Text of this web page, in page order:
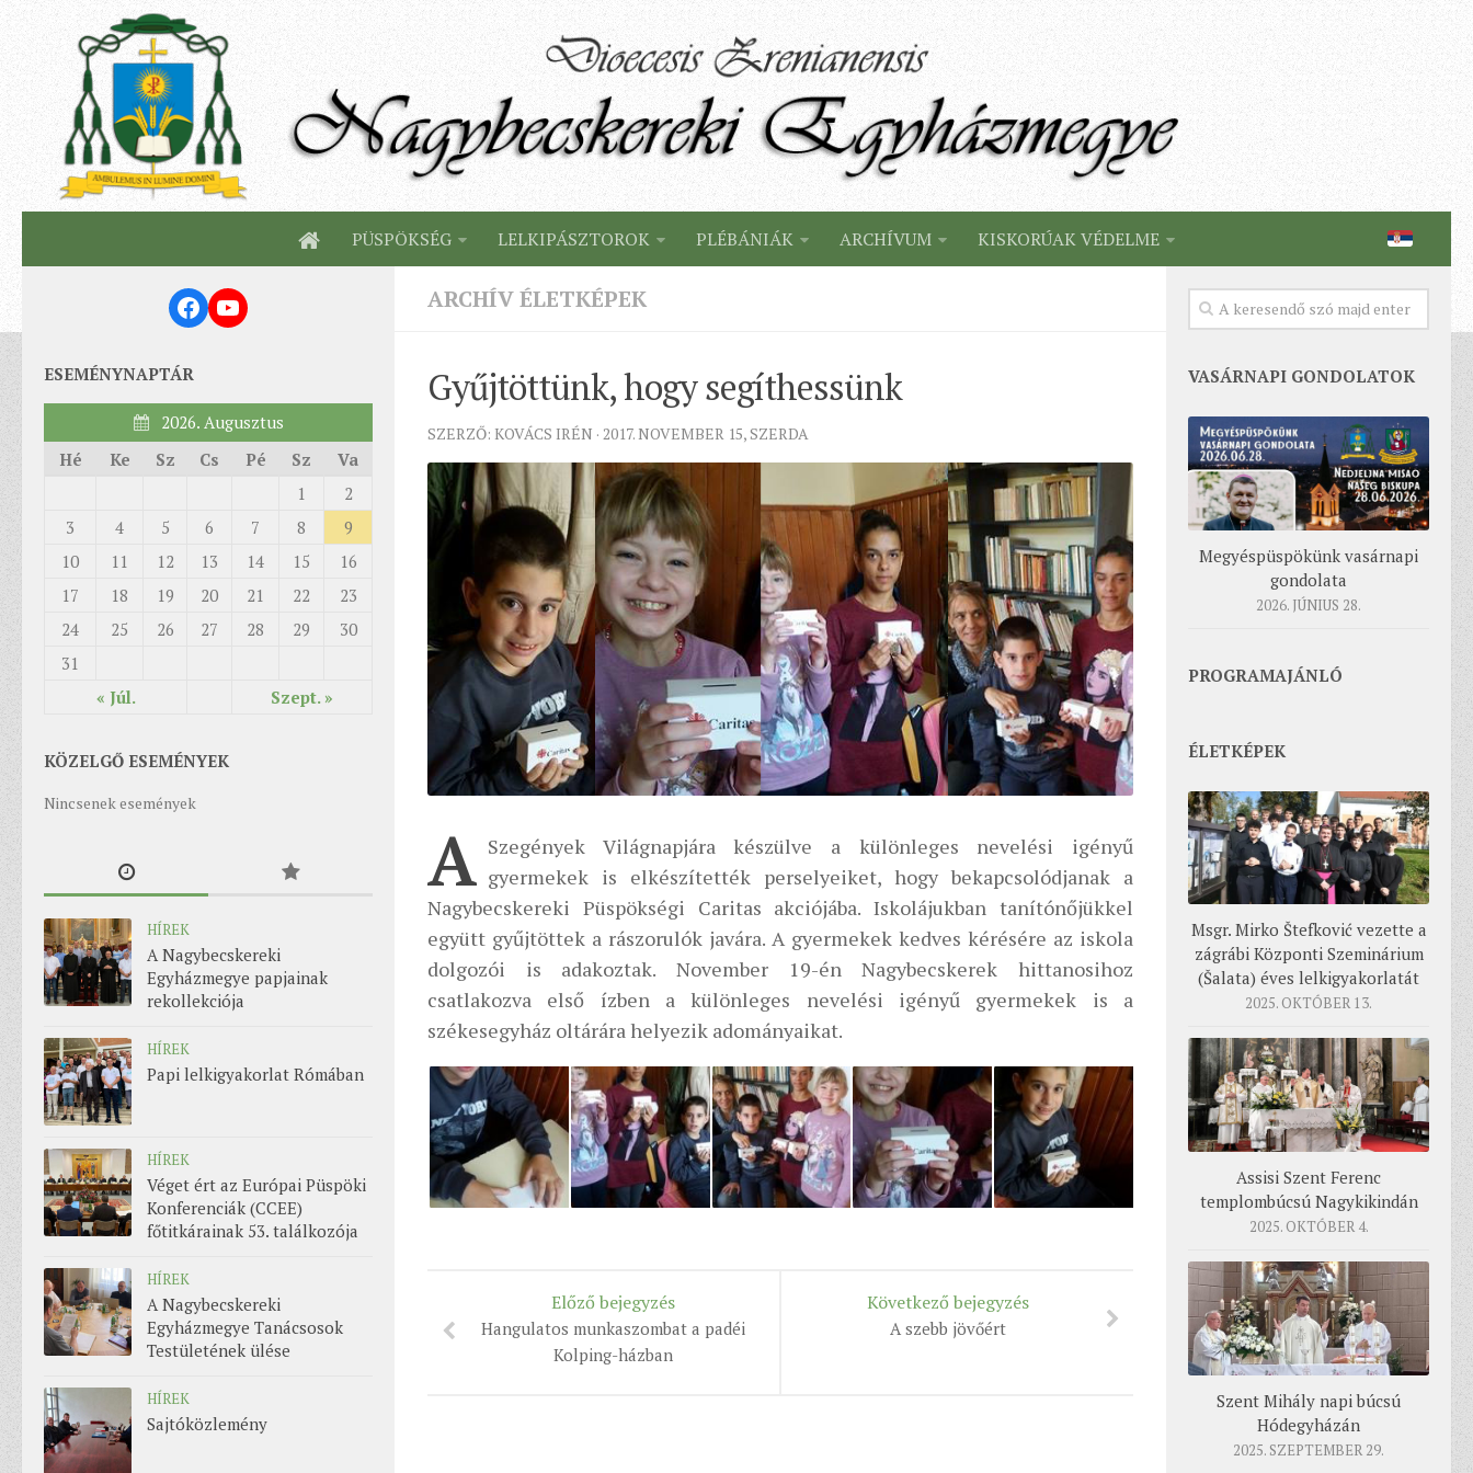
PÜSPÖKSÉG LELKIPÁSZTOROK PLÉBÁNIÁK ARCHÍVUM KISKORÚAK VÉDELME
ARCHÍV ÉLETKÉPEK
Gyűjtöttünk, hogy segíthessünk
SZERZŐ: KOVÁCS IRÉN · 2017. NOVEMBER 15, SZERDA
A Szegények Világnapjára készülve a különleges nevelési igényű
gyermekek is elkészítették perselyeiket, hogy bekapcsolódjanak a
Nagybecskereki Püspökségi Caritas akciójába. Iskolájukban tanítónőjükkel
együtt gyűjtöttek a rászorulók javára. A gyermekek kedves kérésére az iskola
dolgozói is adakoztak. November 19-én Nagybecskerek hittanosihoz
csatlakozva első ízben a különleges nevelési igényű gyermekek is a
székesegyház oltárára helyezik adományaikat.
Következő bejegyzés
A szebb jövőért
Előző bejegyzés
Hangulatos munkaszombat a padéi
Kolping-házban
Facebook
YouTube
ESEMÉNYNAPTÁR
2026. Augusztus
Hé
Ke Sz Cs Pé Sz Va
« Júl. Szept. »
1
2
3
4 5 6 7 8
9
10
11 12 13 14 15
16
17
18 19 20 21 22
23
24
25 26 27 28 29
30
31
KÖZELGŐ ESEMÉNYEK
Nincsenek események
HÍREK
A Nagybecskereki
Egyházmegye papjainak
rekollekciója
HÍREK
Papi lelkigyakorlat Rómában
HÍREK
Véget ért az Európai Püspöki
Konferenciák (CCEE)
főtitkárainak 53. találkozója
HÍREK
A Nagybecskereki
Egyházmegye Tanácsosok
Testületének ülése
HÍREK
Sajtóközlemény
VASÁRNAPI GONDOLATOK
Megyéspüspökünk vasárnapi
gondolata
2026. JÚNIUS 28.
PROGRAMAJÁNLÓ
ÉLETKÉPEK
Msgr. Mirko Štefković vezette a
zágrábi Központi Szeminárium
(Šalata) éves lelkigyakorlatát
2025. OKTÓBER 13.
Assisi Szent Ferenc
templombúcsú Nagykikindán
2025. OKTÓBER 4.
Szent Mihály napi búcsú
Hódegyházán
2025. SZEPTEMBER 29.